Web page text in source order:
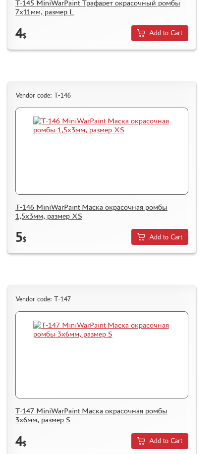
T-145 MiniWarPaint Трафарет окрасочный ромбы
7х11мм, размер L
4$ Add to Cart
Vendor code: T-146
T-146 MiniWarPaint Маска окрасочная ромбы
1,5х3мм, размер XS
5$ Add to Cart
Vendor code: T-147
T-147 MiniWarPaint Маска окрасочная ромбы
3х6мм, размер S
4$ Add to Cart